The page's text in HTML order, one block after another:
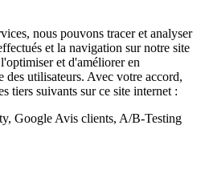
nous pouvons tracer et analyser
et la navigation sur notre site
et d'améliorer en
des utilisateurs. Avec votre accord,
tiers suivants sur ce site internet :
Google Avis clients, A/B-Testing